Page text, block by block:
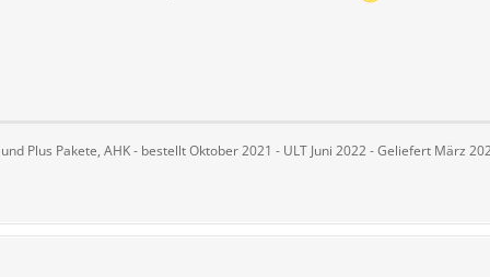
Plus Pakete, AHK - bestellt Oktober 2021 - ULT Juni 2022 - Geliefert März